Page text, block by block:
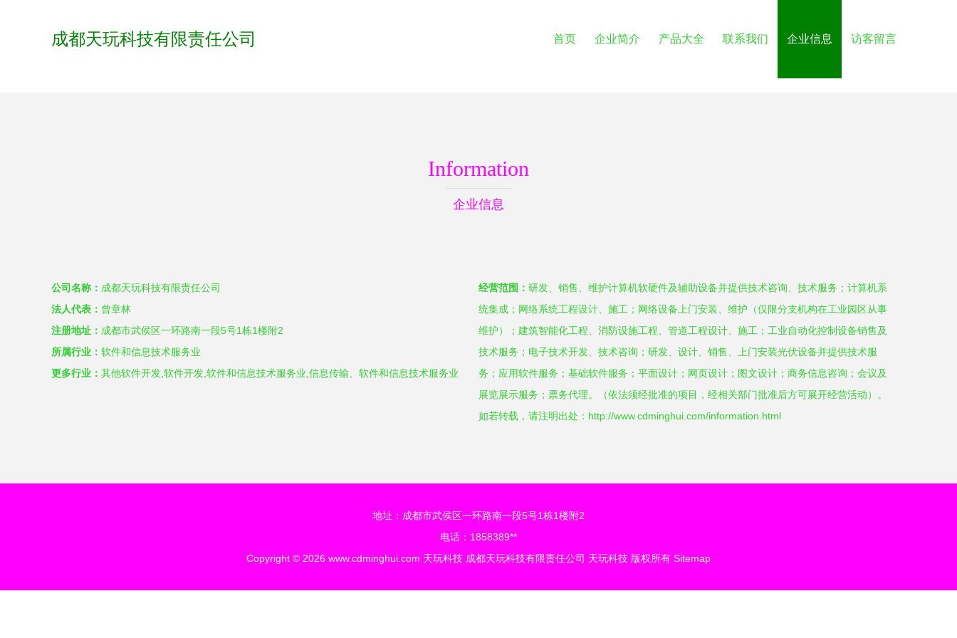
成都天玩科技有限责任公司 首页 企业简介 产品大全 联系我们 企业信息 访客留言
Information
企业信息
公司名称： 成都天玩科技有限责任公司
法人代表： 曾章林
注册地址： 成都市武侯区一环路南一段5号1栋1楼附2
所属行业： 软件和信息技术服务业
更多行业： 其他软件开发,软件开发,软件和信息技术服务业,信息传输、软件和信息技术服务业
经营范围： 研发、销售、维护计算机软硬件及辅助设备并提供技术咨询、技术服务；计算机系
统集成；网络系统工程设计、施工；网络设备上门安装、维护（仅限分支机构在工业园区从事
维护）；建筑智能化工程、消防设施工程、管道工程设计、施工；工业自动化控制设备销售及
技术服务；电子技术开发、技术咨询；研发、设计、销售、上门安装光伏设备并提供技术服
务；应用软件服务；基础软件服务；平面设计；网页设计；图文设计；商务信息咨询；会议及
展览展示服务；票务代理。（依法须经批准的项目，经相关部门批准后方可展开经营活动）。
如若转载，请注明出处：http://www.cdminghui.com/information.html
地址：成都市武侯区一环路南一段5号1栋1楼附2
电话：1858389**
Copyright © 2026 www.cdminghui.com 天玩科技 成都天玩科技有限责任公司 天玩科技 版权所有 Sitemap